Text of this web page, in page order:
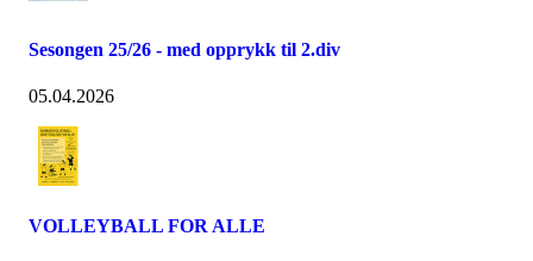
Sesongen 25/26 - med opprykk til 2.div
05.04.2026
VOLLEYBALL FOR ALLE